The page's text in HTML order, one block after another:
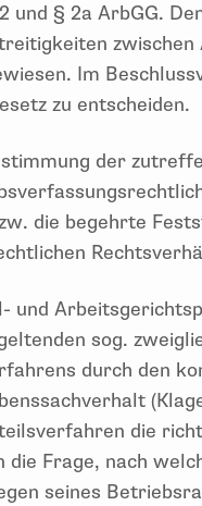
und § 2a ArbGG.
Im
zu entscheiden.
der
die begehrte
und
sog.
durch den
die
die Frage, nach
seines